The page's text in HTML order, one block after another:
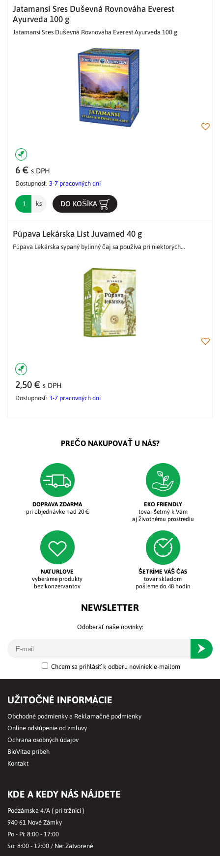
Jatamansi Sres Duševná Rovnováha Everest
Ayurveda 100 g
Jatamansi Sres Duševná Rovnováha Everest Ayurveda 100 g
6 € s DPH
Dostupnosť: 3-7 pracovných dní
ks DO KOŠÍKA
Púpava Lekárska List Juvamed 40 g
Púpava Lekárska sypaný bylinný čaj sa používa pri niektorých...
2,50 € s DPH
Dostupnosť: 3-7 pracovných dní
PREČO NAKUPOVAŤ U NÁS?
DOPRAVA ZDARMA
pri objednávke nad 20 €
EKO FRIENDLY
tovar šetrný k Vám
aj životnému prostrediu
NATURLOVE
vyberáme produkty
bez konzervantov
ŠETRÍME VÁŠ ČAS
tovar skladom
pošleme do 48 hodín
NEWSLETTER
Odoberať naše novinky:
Chcem sa prihlásiť k odberu noviniek e-mailom
UŽITOČNÉ INFORMÁCIE
Obchodné podmienky a Reklamačné podmienky
Online odstúpenie od zmluvy
Ochrana osobných údajov
BioVitae príbeh
Kontakt
KDE A KEDY NÁS NÁJDETE
Podzámska 4/A ( pri tržnici )
940 61 Nové Zámky
Po - Pi: 8:00 - 17:00
So: 8:00 - 12:00 / Ne: Zatvorené